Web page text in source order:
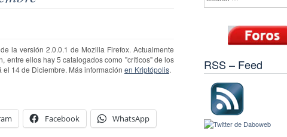
la versión 2.0.0.1 de Mozilla Firefox. Actualmente
entre ellos hay 5 catalogados como "críticos" de los
14 de Diciembre. Más información en Kriptópolis.
Facebook WhatsApp
RSS – Feed